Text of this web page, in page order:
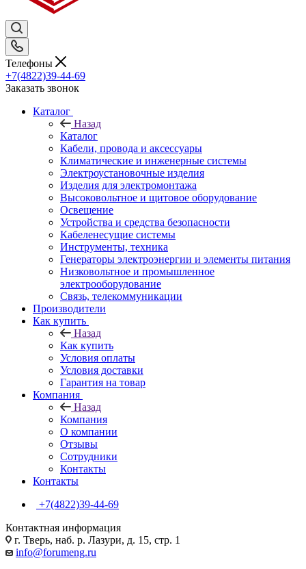
Телефоны
+7(4822)39-44-69
Заказать звонок
Каталог
Назад
Каталог
Кабели, провода и аксессуары
Климатические и инженерные системы
Электроустановочные изделия
Изделия для электромонтажа
Высоковольтное и щитовое оборудование
Освещение
Устройства и средства безопасности
Кабеленесущие системы
Инструменты, техника
Генераторы электроэнергии и элементы питания
Низковольтное и промышленное
электрооборудование
Связь, телекоммуникации
Производители
Как купить
Назад
Как купить
Условия оплаты
Условия доставки
Гарантия на товар
Компания
Назад
Компания
О компании
Отзывы
Сотрудники
Контакты
Контакты
+7(4822)39-44-69
Контактная информация
г. Тверь, наб. р. Лазури, д. 15, стр. 1
info@forumeng.ru